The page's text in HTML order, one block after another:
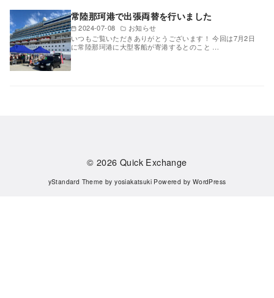
2024-07-08 お知らせ
常陸那珂港で出張両替を行いました
いつもご覧いただきありがとうございます！ 今回は7月2日
に常陸那珂港に大型客船が寄港するとのこと …
© 2026Quick Exchange
yStandard Theme byyosiakatsuki Powered by WordPress